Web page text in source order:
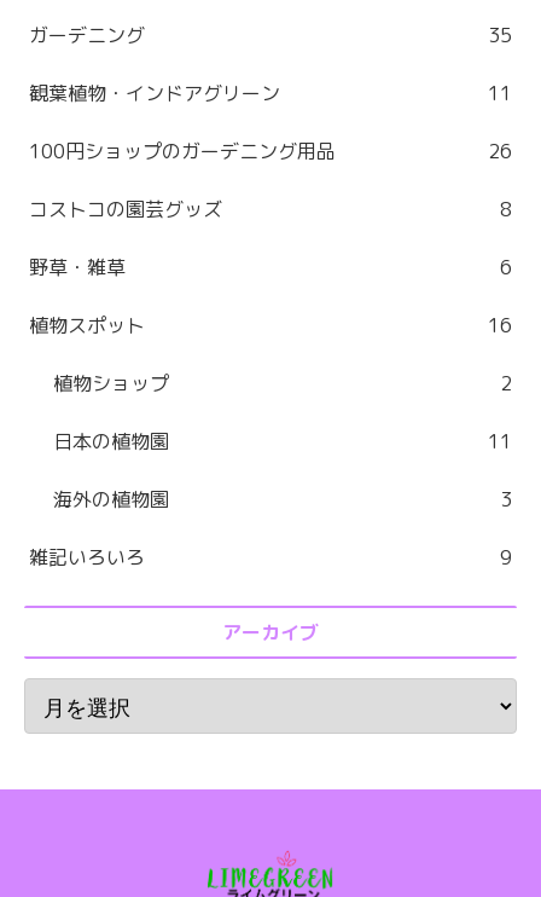
ガーデニング 35
観葉植物・インドアグリーン 11
100円ショップのガーデニング用品 26
コストコの園芸グッズ 8
野草・雑草 6
植物スポット 16
植物ショップ 2
日本の植物園 11
海外の植物園 3
雑記いろいろ 9
アーカイブ